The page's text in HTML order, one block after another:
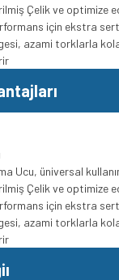
Çelik ve optimize
için ekstra
azami torklarla
Ucu, üniversal
Çelik ve optimize
için ekstra
azami torklarla